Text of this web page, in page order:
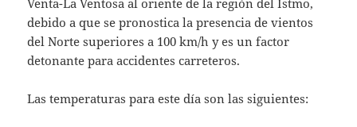
debido a que se pronostica la presencia de vientos
del Norte superiores a 100 km/h y es un factor
detonante para accidentes carreteros.
Las temperaturas para este día son las siguientes: